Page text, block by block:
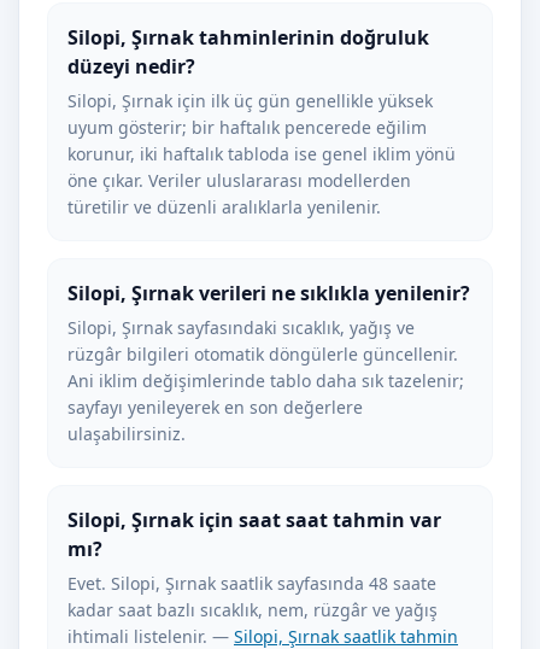
Silopi, Şırnak tahminlerinin doğruluk
düzeyi nedir?
Silopi, Şırnak için ilk üç gün genellikle yüksek
uyum gösterir; bir haftalık pencerede eğilim
korunur, iki haftalık tabloda ise genel iklim yönü
öne çıkar. Veriler uluslararası modellerden
türetilir ve düzenli aralıklarla yenilenir.
Silopi, Şırnak verileri ne sıklıkla yenilenir?
Silopi, Şırnak sayfasındaki sıcaklık, yağış ve
rüzgâr bilgileri otomatik döngülerle güncellenir.
Ani iklim değişimlerinde tablo daha sık tazelenir;
sayfayı yenileyerek en son değerlere
ulaşabilirsiniz.
Silopi, Şırnak için saat saat tahmin var
mı?
Evet. Silopi, Şırnak saatlik sayfasında 48 saate
kadar saat bazlı sıcaklık, nem, rüzgâr ve yağış
ihtimali listelenir. — Silopi, Şırnak saatlik tahmin